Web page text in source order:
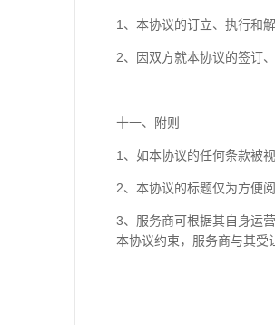
1 、本协议的订立、执行和
2、因双方就本协议的签订
十一、附则
1 、如本协议的任何条款被
2、本协议的标题仅为方便
3、服务商可根据其自身运
本协议约束，服务商与其受